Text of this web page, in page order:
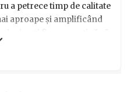
a petrece timp de calitate
aproape și amplificând
joci, veți fi provocați să vă